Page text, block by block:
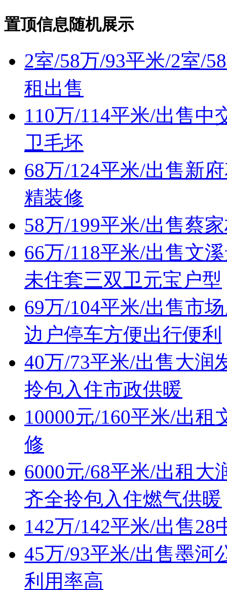
置顶信息随机展示
2室/58万/93平米/2室/
租出售
110万/114平米/出售
卫毛坯
68万/124平米/出售新
精装修
58万/199平米/出售蔡
66万/118平米/出售文
未住套三双卫元宝户型
69万/104平米/出售市
边户停车方便出行便利
40万/73平米/出售大润
拎包入住市政供暖
10000元/160平米/出
修
6000元/68平米/出租大
齐全拎包入住燃气供暖
142万/142平米/出售
45万/93平米/出售墨河
利用率高